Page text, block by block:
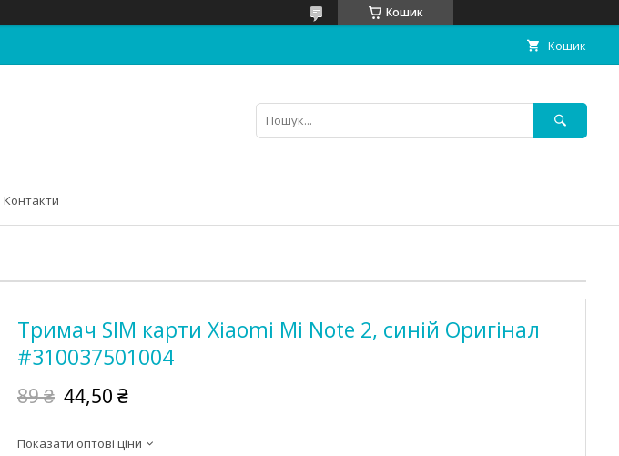
Кошик
Кошик
Контакти
Тримач SIM карти Xiaomi Mi Note 2, синій Оригінал
#310037501004
89 ₴ 44,50 ₴
Показати оптові ціни